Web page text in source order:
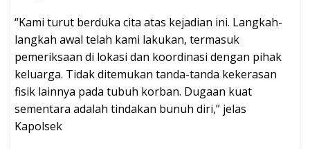
“Kami turut berduka cita atas kejadian ini. Langkah-
langkah awal telah kami lakukan, termasuk
pemeriksaan di lokasi dan koordinasi dengan pihak
keluarga. Tidak ditemukan tanda-tanda kekerasan
fisik lainnya pada tubuh korban. Dugaan kuat
sementara adalah tindakan bunuh diri,” jelas
Kapolsek